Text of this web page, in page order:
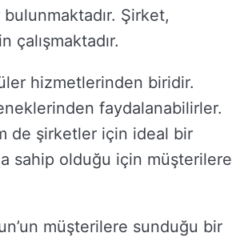
Şirket,
hizmetlerinden biridir.
faydalanabilirler.
de şirketler için ideal bir
sahip olduğu için müşterilere
müşterilere sunduğu bir